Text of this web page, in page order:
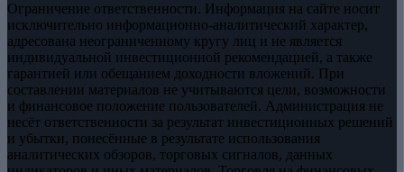
Ограничение ответственности. Информация на сайте носит
исключительно информационно-аналитический характер,
адресована неограниченному кругу лиц и не является
индивидуальной инвестиционной рекомендацией, а также
гарантией или обещанием доходности вложений. При
составлении материалов не учитываются цели, возможности
и финансовое положение пользователей. Администрация не
несёт ответственности за результат инвестиционных решений
и убытки, понесённые в результате использования
аналитических обзоров, торговых сигналов, данных